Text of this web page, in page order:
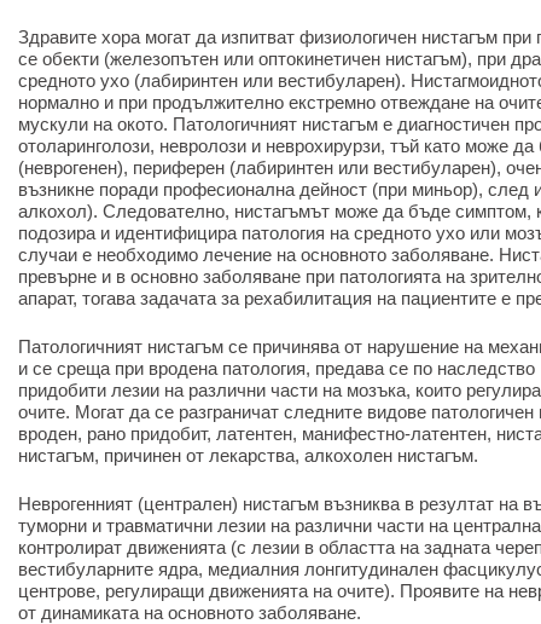
Здравите хора могат да изпитват физиологичен нистагъм
се обекти (железопътен или оптокинетичен нистагъм), при
средното ухо (лабиринтен или вестибуларен).
нормално и при продължително екстремно отвеждане на
мускули на окото. Патологичният нистагъм е диагностичен
отоларинголози, невролози и неврохирурзи, тъй като може
(неврогенен), периферен (лабиринтен или вестибуларен),
възникне поради професионална дейност (при миньор), след
алкохол). Следователно, нистагъмът може да бъде симптом,
подозира и идентифицира патология на средното ухо или
случаи е необходимо лечение на основното заболяване.
превърне и в основно заболяване при патологията на
апарат, тогава задачата за рехабилитация на пациентите е
Патологичният нистагъм се причинява от нарушение на
и се среща при вродена патология, предава се по наследство
придобити лезии на различни части на мозъка, които
очите. Могат да се разграничат следните видове патологичен
вроден, рано придобит, латентен, манифестно-латентен,
нистагъм, причинен от лекарства, алкохолен нистагъм.
Неврогенният (централен) нистагъм възниква в резултат на
туморни и травматични лезии на различни части на
контролират движенията (с лезии в областта на задната
вестибуларните ядра, медиалния лонгитудинален
центрове, регулиращи движенията на очите). Проявите на
от динамиката на основното заболяване.